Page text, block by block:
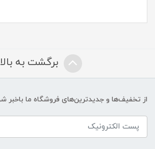
برگشت به بالا
از تخفیف‌ها و جدیدترین‌های فروشگاه ما باخبر